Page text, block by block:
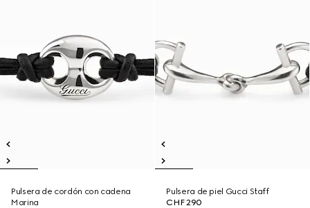
Pulsera de cordón con cadena
Marina
Pulsera de piel Gucci Staff
CHF 290